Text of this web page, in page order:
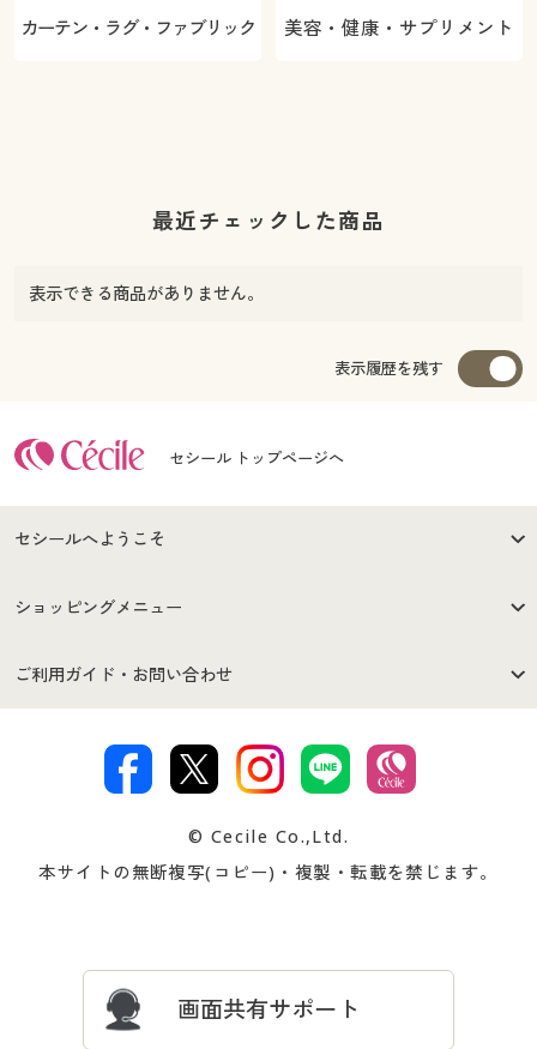
カーテン・ラグ・ファブリック 美容・健康・サプリメント
最近チェックした商品
表示できる商品がありません。
表示履歴を残す
セシール トップページへ
セシールへようこそ
はじめての方へ
セシールご利用規約
著作権・商標について 会社案内
ショッピングメニュー
商品カテゴリ
プレゼント＆キャンペーン サイトマップ
ご利用ガイド・お問い合わせ
交換・返品は お支払は
ついて
忘れの場合
© Cecile Co.,Ltd.
本サイトの無断複写(コピー)・複製・転載を禁じます。
画面共有サポート